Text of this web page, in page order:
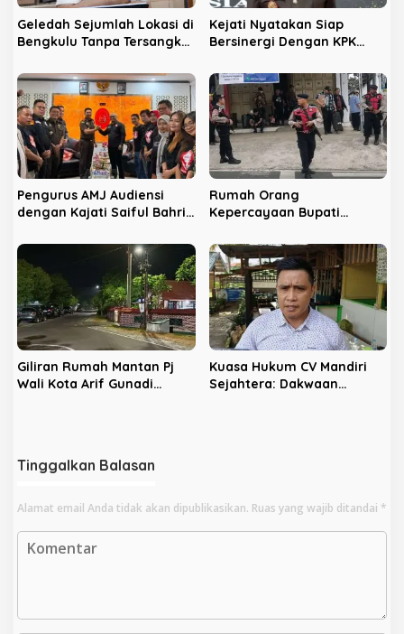
Geledah Sejumlah Lokasi di
Bengkulu Tanpa Tersangka,
Kejati Nyatakan Siap
Bersinergi Dengan KPK
Bengkulu
Pengurus AMJ Audiensi
dengan Kajati Saiful Bahri
Rumah Orang
Kepercayaan Bupati
Digeledah KPK
Giliran Rumah Mantan Pj
Wali Kota Arif Gunadi
Kuasa Hukum CV Mandiri
Sejahtera: Dakwaan
Tinggalkan Balasan
Alamat email Anda tidak akan dipublikasikan. Ruas yang wajib ditandai *